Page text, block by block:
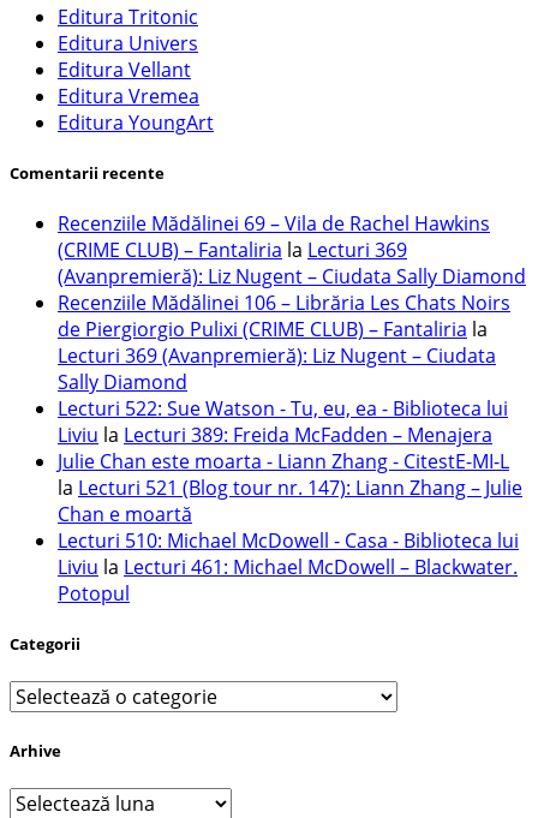
Editura Tritonic
Editura Univers
Editura Vellant
Editura Vremea
Editura YoungArt
Comentarii recente
Recenziile Mădălinei 69 – Vila de Rachel Hawkins
(CRIME CLUB) – Fantaliria la Lecturi 369
(Avanpremieră): Liz Nugent – Ciudata Sally Diamond
Recenziile Mădălinei 106 – Librăria Les Chats Noirs
de Piergiorgio Pulixi (CRIME CLUB) – Fantaliria la
Lecturi 369 (Avanpremieră): Liz Nugent – Ciudata
Sally Diamond
Lecturi 522: Sue Watson - Tu, eu, ea - Biblioteca lui
Liviu la Lecturi 389: Freida McFadden – Menajera
Julie Chan este moarta - Liann Zhang - CitestE-MI-L
la Lecturi 521 (Blog tour nr. 147): Liann Zhang – Julie
Chan e moartă
Lecturi 510: Michael McDowell - Casa - Biblioteca lui
Liviu la Lecturi 461: Michael McDowell – Blackwater.
Potopul
Categorii
Categorii
Arhive
Arhive